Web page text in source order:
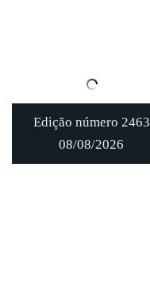
Edição número 2463
08/08/2026